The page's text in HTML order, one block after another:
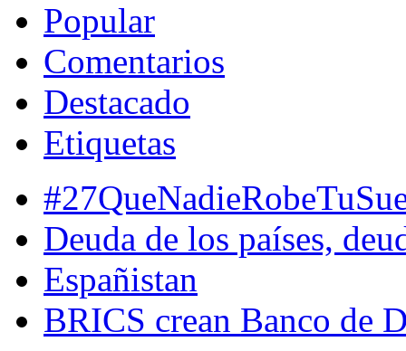
Popular
Comentarios
Destacado
Etiquetas
Deuda de los países,
Españistan
BRICS crean Banco de